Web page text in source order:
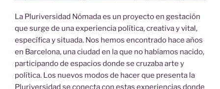
La Pluriversidad Nómada es un proyecto en gestación
que surge de una experiencia política, creativa y vital,
específica y situada. Nos hemos encontrado hace años
en Barcelona, una ciudad en la que no habíamos nacido,
participando de espacios donde se cruzaba arte y
política. Los nuevos modos de hacer que presenta la